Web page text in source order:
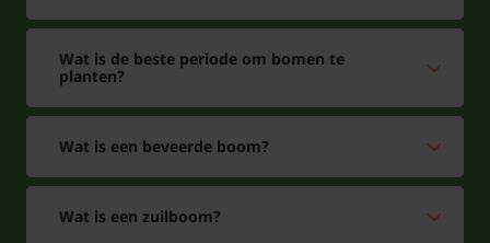
Wat is de beste periode om bomen te
planten?
Wat is een beveerde boom?
Wat is een zuilboom?